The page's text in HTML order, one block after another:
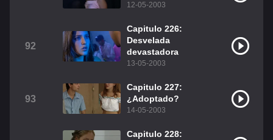
12-05-2003
92
Capitulo 226:
Desvelada
devastadora
13-05-2003
93
Capitulo 227:
¿Adoptado?
14-05-2003
Capitulo 228: